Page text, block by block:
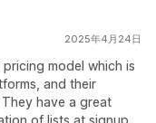
2025年4月24日
model which is
and their
have a great